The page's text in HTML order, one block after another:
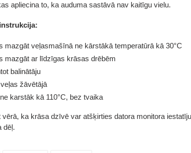
apliecina to, ka auduma sastāvā nav kaitīgu vielu.
mazgāt veļasmašīnā ne kārstākā temperatūrā kā 30°C
mazgāt ar līdzīgas krāsas drēbēm
balinātāju
žāvētājā
karstāk kā 110°C, bez tvaika
vērā, ka krāsa dzīvē var atšķirties datora monitora
dēļ.